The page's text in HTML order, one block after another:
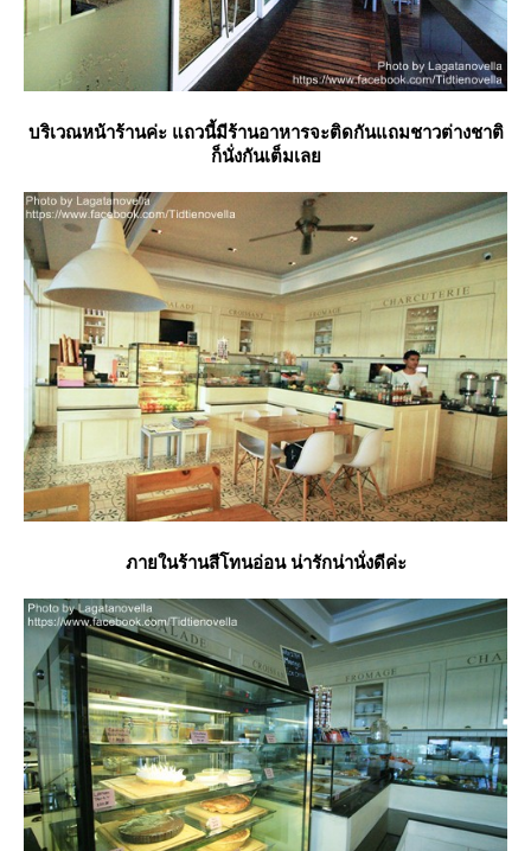
บริเวณหน้าร้านค่ะ แถวนี้มีร้านอาหารจะติดกันแถมชาวต่างชาติ
ก็นั่งกันเต็มเล
ภายในร้านสีโทนอ่อน น่ารักน่านั่งดีค่ะ